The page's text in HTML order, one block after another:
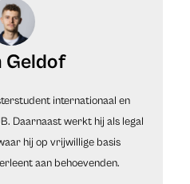
Geldof
internationaal en
Daarnaast werkt hij als legal
hij op vrijwillige basis
aan behoevenden.